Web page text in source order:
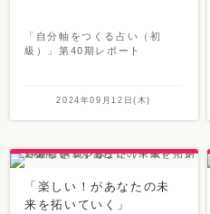
「自分軸をつくる占い（初
級）」第40期レポート
2024年09月12日(木)
「楽しい！があなたの未
来を拓いていく」